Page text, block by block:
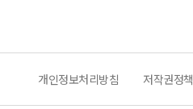
개인정보처리방침 저작권정책